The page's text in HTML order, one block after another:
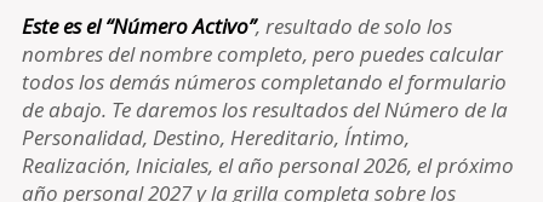
Este es el “Número Activo”, resultado de solo los
nombres del nombre completo, pero puedes calcular
todos los demás números completando el formulario
de abajo. Te daremos los resultados del Número de la
Personalidad, Destino, Hereditario, Íntimo,
Realización, Iniciales, el año personal 2026, el próximo
año personal 2027 y la grilla completa sobre los